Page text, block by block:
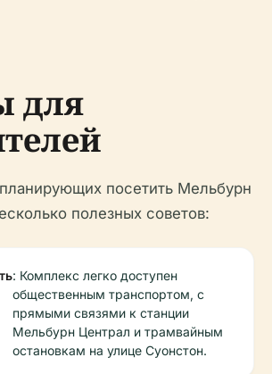
для
посетить Мельбурн
полезных советов:
: Комплекс легко доступен
общественным транспортом, с
прямыми связями к станции
Мельбурн Централ и трамвайным
остановкам на улице Суонстон.